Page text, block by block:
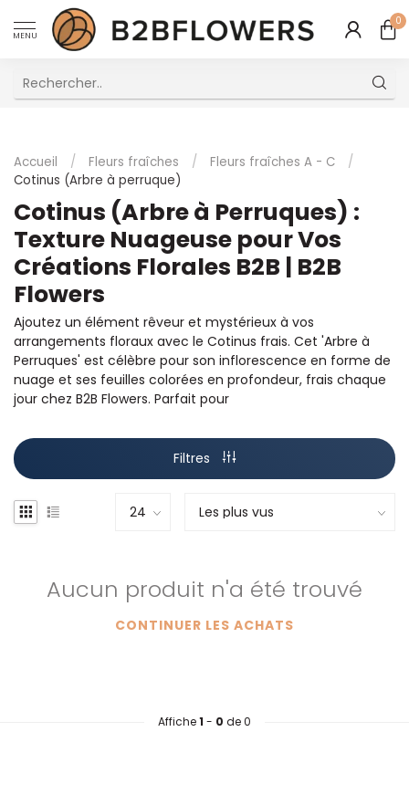
MENU
0
Accueil / Fleurs fraîches / Fleurs fraîches A - C
/
Cotinus (Arbre à perruque)
Cotinus (Arbre à Perruques) :
Texture Nuageuse pour Vos
Créations Florales B2B | B2B
Flowers
Ajoutez un élément rêveur et mystérieux à vos
arrangements floraux avec le Cotinus frais. Cet 'Arbre à
Perruques' est célèbre pour son inflorescence en forme de
nuage et ses feuilles colorées en profondeur, frais chaque
jour chez B2B Flowers. Parfait pour
Filtres
Aucun produit n'a été trouvé
CONTINUER LES ACHATS
Affiche1 - 0 de 0